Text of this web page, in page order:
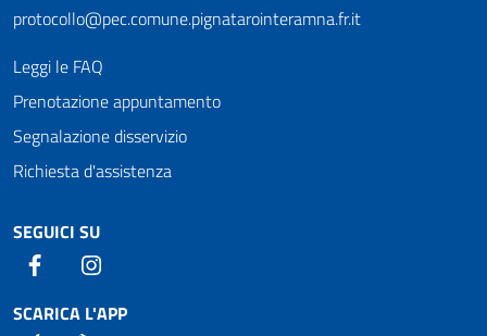
protocollo@pec.comune.pignatarointeramna.fr.it
Leggi le FAQ
Prenotazione appuntamento
Segnalazione disservizio
Richiesta d'assistenza
SEGUICI SU
Facebook
SCARICA L'APP